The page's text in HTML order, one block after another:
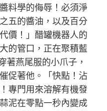
料學的侮辱！必須淨
五的醬油，以及百分
價！」醋罐機器人的
的管口，正在聚積藍
著燕尾服的小爪子，
促著他。「快點！沾
專門用來溶解有機發
泥在零點一秒內變成